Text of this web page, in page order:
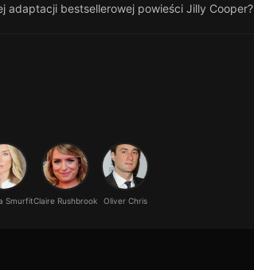
bestsellerowej powieści Jilly Cooper?
SmurfitClaire Rushbrook Oliver Chris